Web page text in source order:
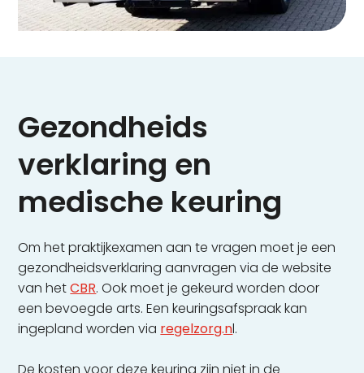
Gezondheids
verklaring en
medische keuring
Om het praktijkexamen aan te vragen moet je een
gezondheidsverklaring aanvragen via de website
van hetCBR. Ook moet je gekeurd worden door
een bevoegde arts. Een keuringsafspraak kan
ingepland worden via regelzorg.nl.